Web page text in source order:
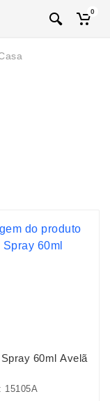
0
60ml Avelã
15105A